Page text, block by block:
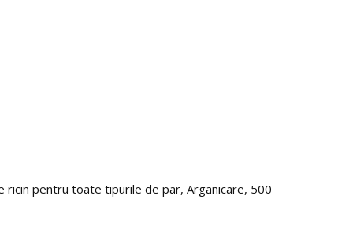
ricin pentru toate tipurile de par, Arganicare, 500 ml